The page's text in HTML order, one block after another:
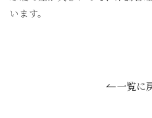
います。
一覧に